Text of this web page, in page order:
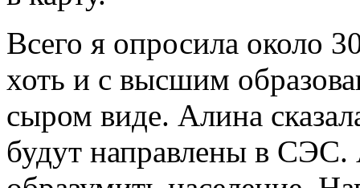
Всего я опросила около
хоть и с высшим
сыром виде. Алина
будут направлены в